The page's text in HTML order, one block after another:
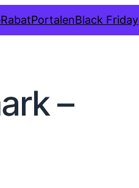
RabatPortalenBlack Friday
–